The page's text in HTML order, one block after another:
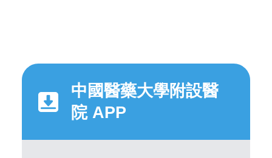
中國醫藥大學附設醫
院 APP